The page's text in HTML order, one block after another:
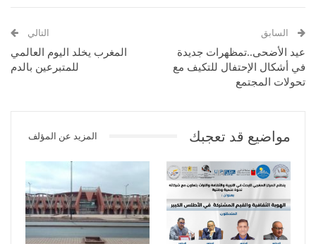
السابق
عيد الأضحى..تمظهرات جديدة
في أشكال الإحتفال للتكيف مع
تحولات المجتمع
التالي
المغرب يخلد اليوم العالمي
للمتبرعين بالدم
مواضيع قد تعجبك المزيد عن المؤلف